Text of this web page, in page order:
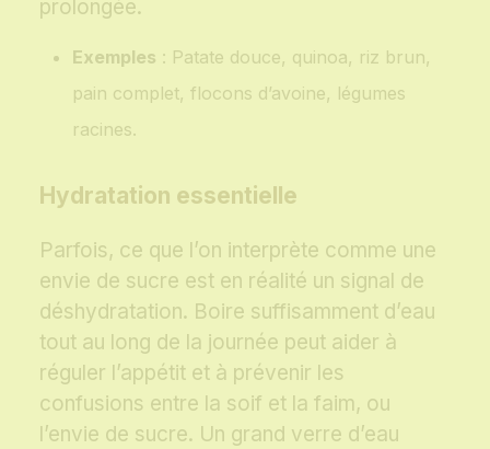
prolongée.
Exemples : Patate douce, quinoa, riz brun,
pain complet, flocons d’avoine, légumes
racines.
Hydratation essentielle
Parfois, ce que l’on interprète comme une
envie de sucre est en réalité un signal de
déshydratation. Boire suffisamment d’eau
tout au long de la journée peut aider à
réguler l’appétit et à prévenir les
confusions entre la soif et la faim, ou
l’envie de sucre. Un grand verre d’eau